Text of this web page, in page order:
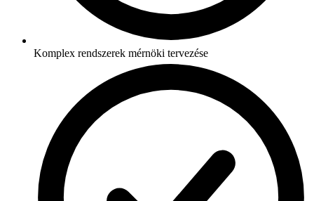
Komplex rendszerek mérnöki tervezése